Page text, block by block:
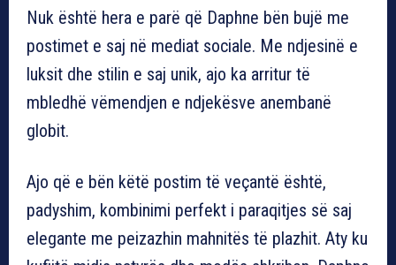
Nuk është hera e parë që Daphne bën bujë me
postimet e saj në mediat sociale. Me ndjesinë e
luksit dhe stilin e saj unik, ajo ka arritur të
mbledhë vëmendjen e ndjekësve anembanë
globit.
Ajo që e bën këtë postim të veçantë është,
padyshim, kombinimi perfekt i paraqitjes së saj
elegante me peizazhin mahnitës të plazhit. Aty ku